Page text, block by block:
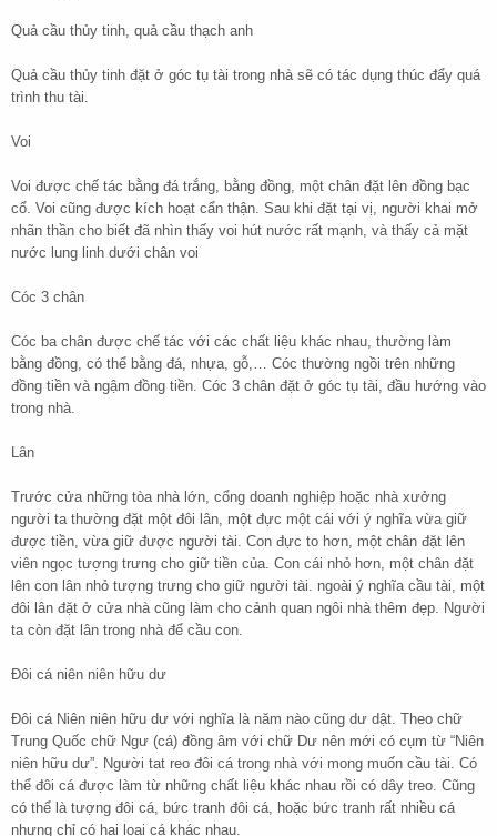
Quả cầu thủy tinh, quả cầu thạch anh
Quả cầu thủy tinh đặt ở góc tụ tài trong nhà sẽ có tác dụng thúc đẩy quá
trình thu tài.
Voi
Voi được chế tác bằng đá trắng, bằng đồng, một chân đặt lên đồng bạc
cổ. Voi cũng được kích hoạt cẩn thận. Sau khi đặt tại vị, người khai mở
nhãn thần cho biết đã nhìn thấy voi hút nước rất mạnh, và thấy cả mặt
nước lung linh dưới chân voi
Cóc 3 chân
Cóc ba chân được chế tác với các chất liệu khác nhau, thường làm
bằng đồng, có thể bằng đá, nhựa, gỗ,… Cóc thường ngồi trên những
đồng tiền và ngậm đồng tiền. Cóc 3 chân đặt ở góc tụ tài, đầu hướng vào
trong nhà.
Lân
Trước cửa những tòa nhà lớn, cổng doanh nghiệp hoặc nhà xưởng
người ta thường đặt một đôi lân, một đực một cái với ý nghĩa vừa giữ
được tiền, vừa giữ được người tài. Con đực to hơn, một chân đặt lên
viên ngọc tượng trưng cho giữ tiền của. Con cái nhỏ hơn, một chân đặt
lên con lân nhỏ tượng trưng cho giữ người tài. ngoài ý nghĩa cầu tài, một
đôi lân đặt ở cửa nhà cũng làm cho cảnh quan ngôi nhà thêm đẹp. Người
ta còn đặt lân trong nhà để cầu con.
Đôi cá niên niên hữu dư
Đôi cá Niên niên hữu dư với nghĩa là năm nào cũng dư dật. Theo chữ
Trung Quốc chữ Ngư (cá) đồng âm với chữ Dư nên mới có cụm từ “Niên
niên hữu dư”. Người tat reo đôi cá trong nhà với mong muốn cầu tài. Có
thể đôi cá được làm từ những chất liệu khác nhau rồi có dây treo. Cũng
có thể là tượng đôi cá, bức tranh đôi cá, hoặc bức tranh rất nhiều cá
nhưng chỉ có hai loại cá khác nhau.